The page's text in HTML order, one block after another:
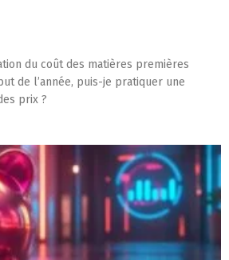
du coût des matières premières
de l’année, puis-je pratiquer une
prix ?